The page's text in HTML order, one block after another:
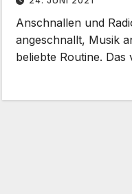
Anschnallen und
angeschnallt, Musik
beliebte Routine.